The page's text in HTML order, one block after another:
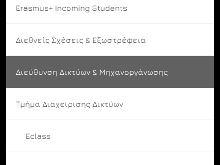
Erasmus+ Incoming Students
Διεθνείς Σχέσεις & Εξωστρέφεια
Διεύθυνση Δικτύων & Μηχανοργάνωσης
Τμήμα Διαχείρισης Δικτύων
Eclass